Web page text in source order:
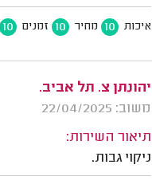
איכות 10 מחיר 10 זמנים 10
יהונתן צ. תל אביב.
משוב: 22/04/2025
תיאור השירות:
ניקוי גבות.